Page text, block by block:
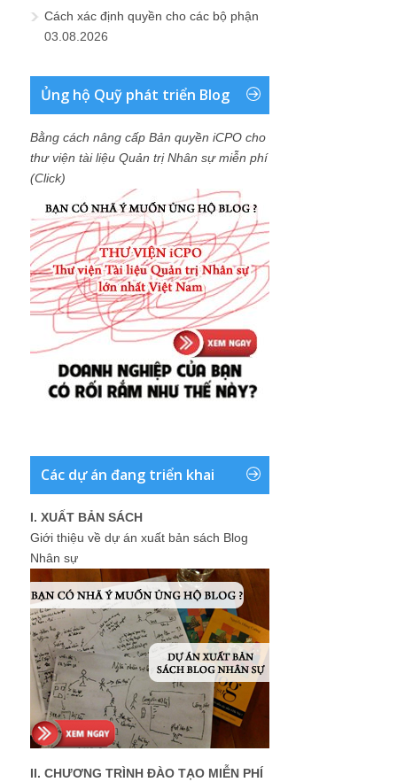
Cách xác định quyền cho các bộ phận
03.08.2026
Ủng hộ Quỹ phát triển Blog
Bằng cách nâng cấp Bản quyền iCPO cho
thư viện tài liệu Quản trị Nhân sự miễn phí
(Click)
Các dự án đang triển khai
I. XUẤT BẢN SÁCH
Giới thiệu về dự án xuất bản sách Blog
Nhân sự
II. CHƯƠNG TRÌNH ĐÀO TẠO MIỄN PHÍ